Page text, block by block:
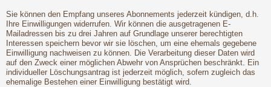
Sie können den Empfang unseres Abonnements jederzeit kündigen, d.h.
Ihre Einwilligungen widerrufen. Wir können die ausgetragenen E-
Mailadressen bis zu drei Jahren auf Grundlage unserer berechtigten
Interessen speichern bevor wir sie löschen, um eine ehemals gegebene
Einwilligung nachweisen zu können. Die Verarbeitung dieser Daten wird
auf den Zweck einer möglichen Abwehr von Ansprüchen beschränkt. Ein
individueller Löschungsantrag ist jederzeit möglich, sofern zugleich das
ehemalige Bestehen einer Einwilligung bestätigt wird.